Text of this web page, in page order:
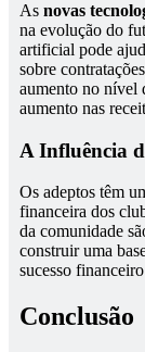
As novas
na evolução do
artificial pode
sobre
aumento no nível
aumento nas
A Influência
Os adeptos têm
financeira dos
da comunidade
construir uma
sucesso
Conclusão